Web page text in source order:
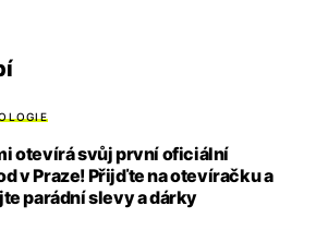
otevírá svůj první oficiální
v Praze! Přijďte na otevíračku a
parádní slevy a dárky